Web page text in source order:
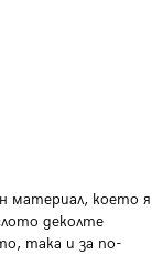
материал, което я
деколте
така и за по-